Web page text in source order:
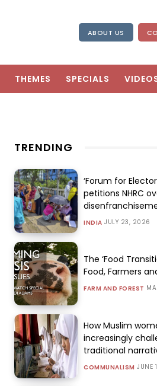
ABOUT US
THEMES SPECIALS
TRENDING
‘Forum for
petitions NHRC
INDIA JULY 23, 2026
The ‘Food
Food, Farmers
FARM AND FOREST
How Muslim
increasingly
traditional
COMMUNALISM JUNE